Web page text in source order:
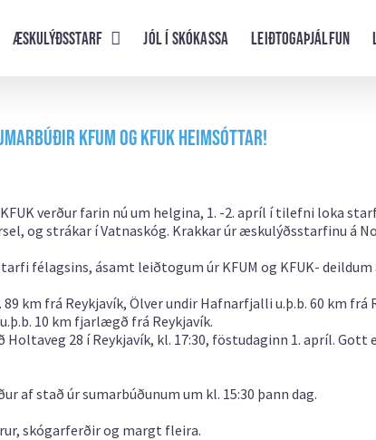
Æskulýðsstarf Jól í skókassa Leiðtogaþjálfun
KFUM og KFUK heimsóttar!
verður farin nú um helgina, 1. -2. apríl í tilefni loka
og strákar í Vatnaskóg. Krakkar úr æskulýðsstarfinu á
félagsins, ásamt leiðtogum úr KFUM og KFUK-
89 km frá Reykjavík, Ölver undir Hafnarfjalli u.þ.b. 60 km frá
10 km fjarlægð frá Reykjavík.
28 í Reykjavík, kl. 17:30, föstudaginn 1. apríl. Gott
af stað úr sumarbúðunum um kl. 15:30 þann dag.
skógarferðir og margt fleira.